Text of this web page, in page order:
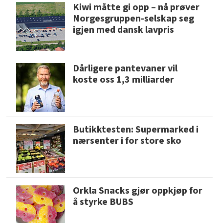
Kiwi måtte gi opp – nå prøver
Norgesgruppen-selskap seg
igjen med dansk lavpris
Dårligere pantevaner vil
koste oss 1,3 milliarder
Butikktesten: Supermarked i
nærsenter i for store sko
Orkla Snacks gjør oppkjøp for
å styrke BUBS